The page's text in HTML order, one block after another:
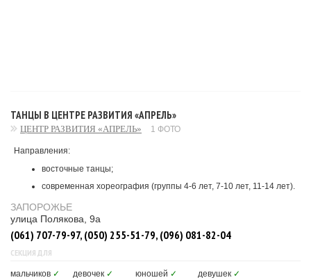
ТАНЦЫ В ЦЕНТРЕ РАЗВИТИЯ «АПРЕЛЬ»
ЦЕНТР РАЗВИТИЯ «АПРЕЛЬ» 1 ФОТО
Направления:
восточные танцы;
современная хореография (группы 4-6 лет, 7-10 лет, 11-14 лет).
ЗАПОРОЖЬЕ
улица Полякова, 9а
(061) 707-79-97, (050) 255-51-79, (096) 081-82-04
СЕКЦИЯ ДЛЯ
мальчиков ✓ девочек ✓ юношей ✓ девушек ✓